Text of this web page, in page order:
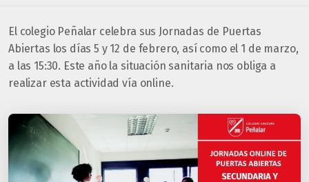
El colegio Peñalar celebra sus Jornadas de Puertas
Abiertas los días 5 y 12 de febrero, así como el 1 de marzo,
a las 15:30. Este año la situación sanitaria nos obliga a
realizar esta actividad vía online.